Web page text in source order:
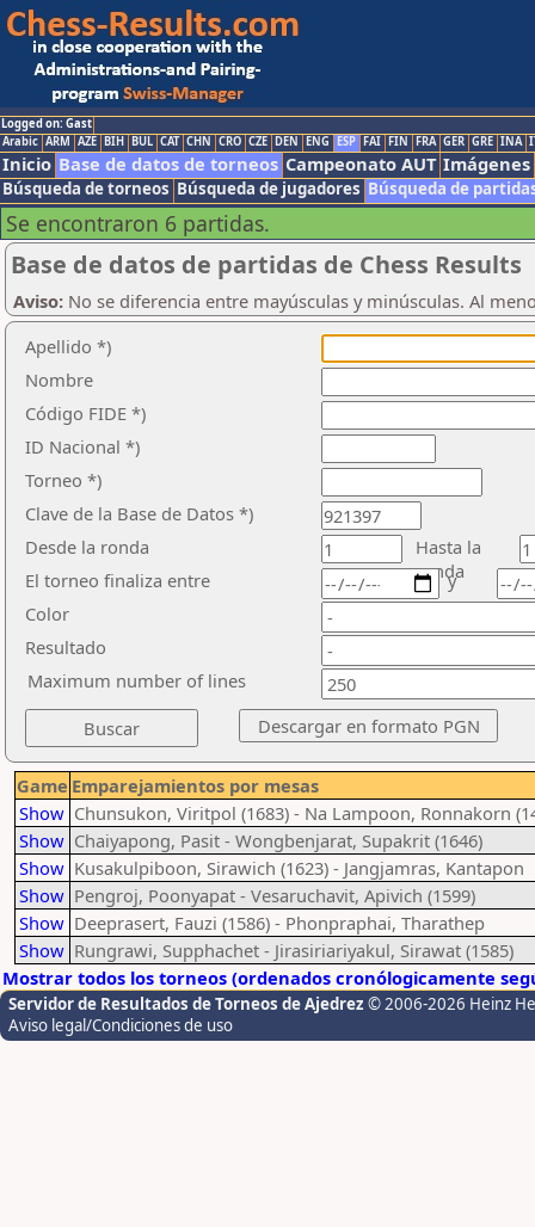
Logged on: Gast
Arabic ARM AZE BIH BUL CAT CHN CRO CZE DEN ENG ESP FAI FIN FRA GER GRE INA
Inicio Base de datos de torneos Campeonato AUT Imágenes
Búsqueda de torneos Búsqueda de jugadores Búsqueda de
Se encontraron 6 partidas.
Base de datos de partidas de Chess Results
Aviso: No se diferencia entre mayúsculas y minúsculas. Al
Apellido *)
Nombre
Código FIDE *)
ID Nacional *)
Torneo *)
Clave de la Base de Datos *)
Desde la ronda
Hasta la
ronda
El torneo finaliza entre
Color
Resultado
y
Maximum number of lines
Game Emparejamientos por mesas
Show Chunsukon, Viritpol (1683) - Na Lampoon, Ronnakorn
Show Chaiyapong, Pasit - Wongbenjarat, Supakrit (1646)
Show Kusakulpiboon, Sirawich (1623) - Jangjamras, Kantapon
Show Pengroj, Poonyapat - Vesaruchavit, Apivich (1599)
Show Deeprasert, Fauzi (1586) - Phonpraphai, Tharathep
Show Rungrawi, Supphachet - Jirasiriariyakul, Sirawat (1585)
Mostrar todos los torneos (ordenados cronólogicamente
Servidor de Resultados de Torneos de Ajedrez © 2006-2026 Heinz
Aviso legal/Condiciones de uso